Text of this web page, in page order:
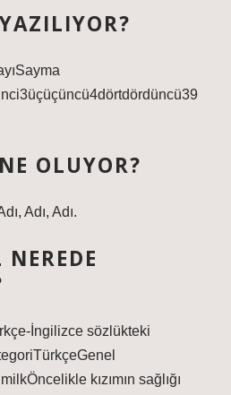
OLUYOR?
Adı, Adı.
İngilizce sözlükteki
kızımın sağlığı